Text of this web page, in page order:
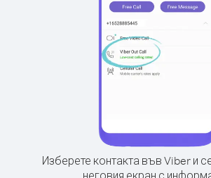
Изберете контакта във Viber и
неговия екран с